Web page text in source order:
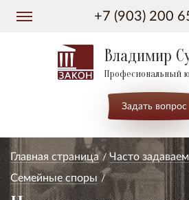
+7 (903) 200
Владимир
Професиональный
Задать вопрос
Главная страница
Часто
Семейные споры